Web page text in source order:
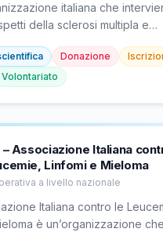
italiana che
della sclerosi multipla e
1968 da persone con la
opera con 98 sezioni
finanziamenti per la ricerca
il primo ente privato
Donazione
Volontariato
– Associazione Italiana
Linfomi e Mieloma
a livello nazionale
Italiana contro le
è un’organizzazione che